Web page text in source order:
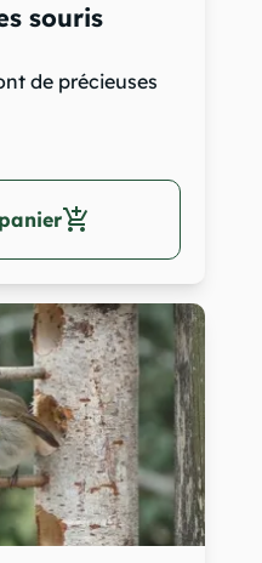
souris
de précieuses
add_shopping_cart